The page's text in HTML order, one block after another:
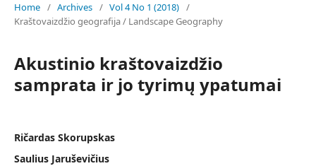
Home / Archives / Vol 4 No 1 (2018) /
Kraštovaizdžio geografija / Landscape Geography
Akustinio kraštovaizdžio
samprata ir jo tyrimų ypatumai
Ričardas Skorupskas
Saulius Jaruševičius